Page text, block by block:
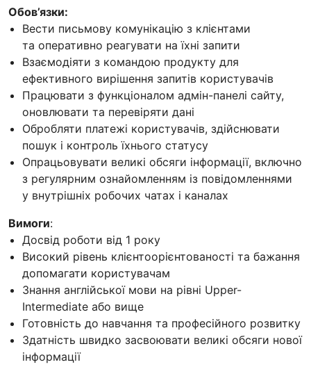
Обов’язки:
Вести письмову комунікацію з клієнтами
та оперативно реагувати на їхні запити
Взаємодіяти з командою продукту для
ефективного вирішення запитів користувачів
Працювати з функціоналом адмін-панелі сайту,
оновлювати та перевіряти дані
Обробляти платежі користувачів, здійснювати
пошук і контроль їхнього статусу
Опрацьовувати великі обсяги інформації, включно
з регулярним ознайомленням із повідомленнями
у внутрішніх робочих чатах і каналах
Вимоги:
Досвід роботи від 1 року
Високий рівень клієнтоорієнтованості та бажання
допомагати користувачам
Знання англійської мови на рівні Upper-
Intermediate або вище
Готовність до навчання та професійного розвитку
Здатність швидко засвоювати великі обсяги нової
інформації